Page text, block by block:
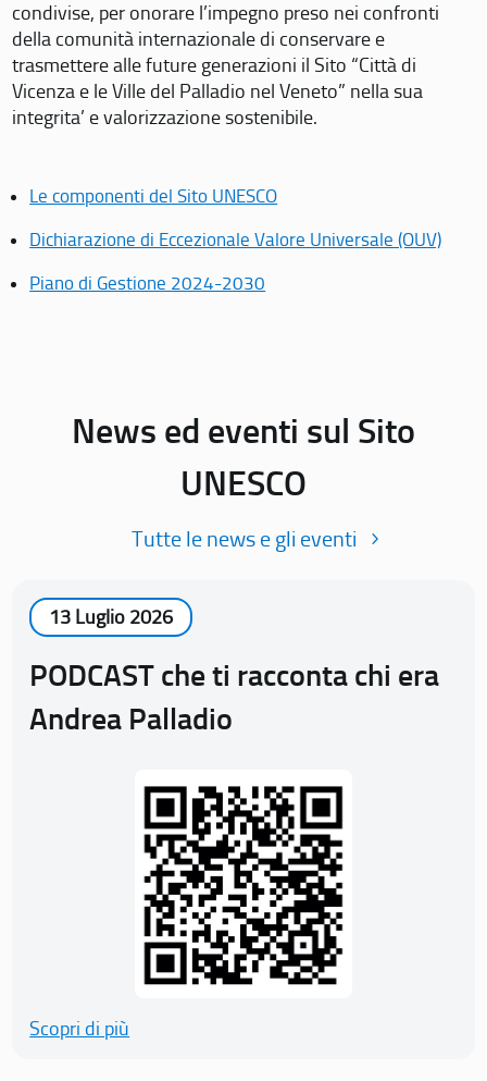
condivise, per onorare l’impegno preso nei confronti
della comunità internazionale di conservare e
trasmettere alle future generazioni il Sito “Città di
Vicenza e le Ville del Palladio nel Veneto” nella sua
integrita’ e valorizzazione sostenibile.
Le componenti del Sito UNESCO
Dichiarazione di Eccezionale Valore Universale (OUV)
Piano di Gestione 2024-2030
News ed eventi sul Sito
UNESCO
Tutte le news e gli eventi
13 Luglio 2026
PODCAST che ti racconta chi era
Andrea Palladio
Scopri di più